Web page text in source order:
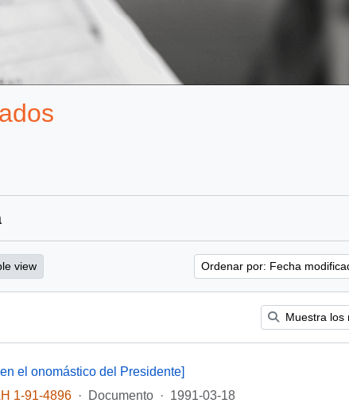
view Ordenar por: Fecha
Muestra los
el onomástico del Presidente]
1-91-4896
· Documento · 1991-03-18